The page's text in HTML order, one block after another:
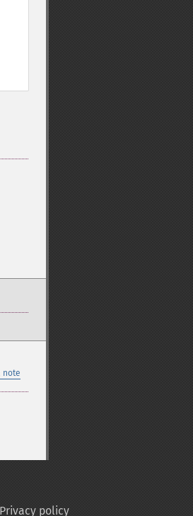
note
Privacy policy